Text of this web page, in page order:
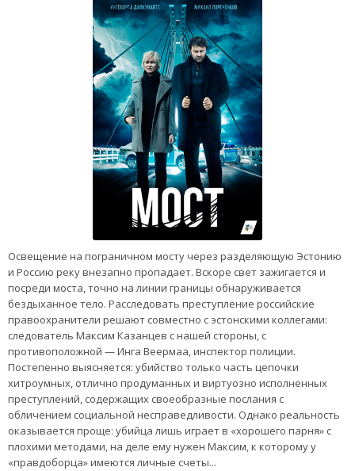
Освещение на пограничном мосту через разделяющую Эстонию
и Россию реку внезапно пропадает. Вскоре свет зажигается и
посреди моста, точно на линии границы обнаруживается
бездыханное тело. Расследовать преступление российские
правоохранители решают совместно с эстонскими коллегами:
следователь Максим Казанцев с нашей стороны, с
противоположной — Инга Веермаа, инспектор полиции.
Постепенно выясняется: убийство только часть цепочки
хитроумных, отлично продуманных и виртуозно исполненных
преступлений, содержащих своеобразные послания с
обличением социальной несправедливости. Однако реальность
оказывается проще: убийца лишь играет в «хорошего парня» с
плохими методами, на деле ему нужен Максим, к которому у
«правдоборца» имеются личные счеты...